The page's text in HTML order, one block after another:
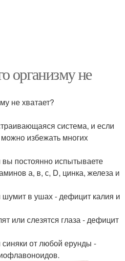
организму не
не хватает?
система, и если
избежать многих
постоянно испытываете
а, в, с, D, цинка, железа и
в ушах - дефицит калия и
или слезятся глаза - дефицит
от любой ерунды -